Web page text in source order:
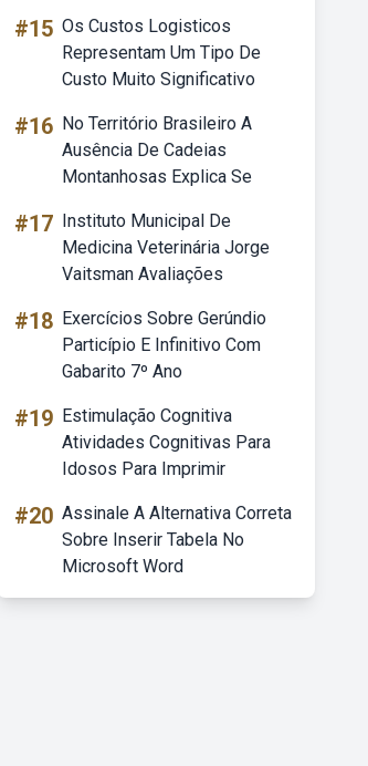
#15 Os Custos Logisticos
Representam Um Tipo De
Custo Muito Significativo
#16 No Território Brasileiro A
Ausência De Cadeias
Montanhosas Explica Se
#17 Instituto Municipal De
Medicina Veterinária Jorge
Vaitsman Avaliações
#18 Exercícios Sobre Gerúndio
Particípio E Infinitivo Com
Gabarito 7º Ano
#19 Estimulação Cognitiva
Atividades Cognitivas Para
Idosos Para Imprimir
#20 Assinale A Alternativa Correta
Sobre Inserir Tabela No
Microsoft Word